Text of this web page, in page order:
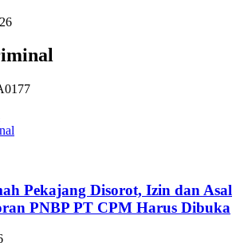
Pekajang Disorot, Izin dan Asal
PNBP PT CPM Harus Dibuka